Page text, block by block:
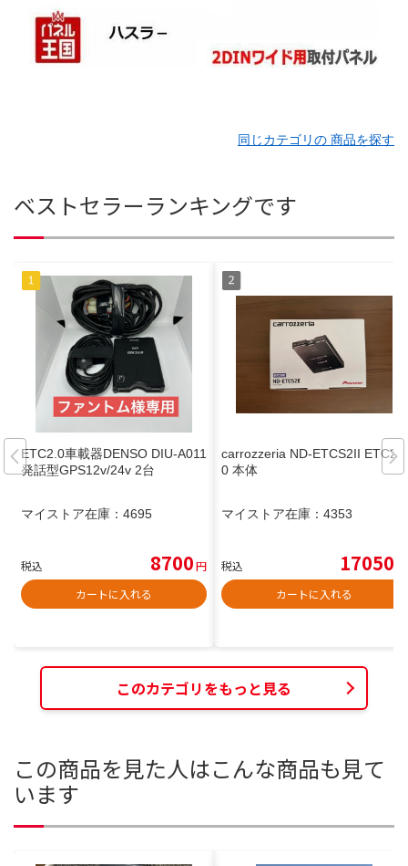
同じカテゴリの 商品を探す
ベストセラーランキングです
ETC2.0車載器DENSO DIU-A011
発話型GPS12v/24v 2台
マイストア在庫： 4695
税込 8700円
カートに入れる
carrozzeria ND-ETCS2II ETC2.
0 本体
マイストア在庫： 4353
税込 17050
カートに入れる
このカテゴリをもっと見る
この商品を見た人はこんな商品も見て
います